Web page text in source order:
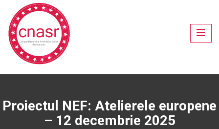
Proiectul NEF: Atelierele europene
– 12 decembrie 2025